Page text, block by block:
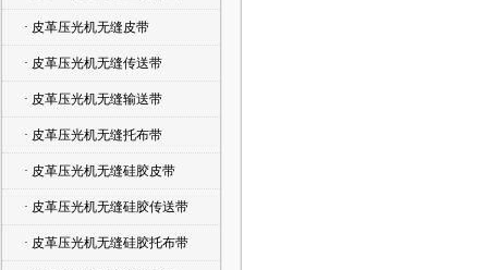
· 皮革压光机无缝皮带
· 皮革压光机无缝传送带
· 皮革压光机无缝输送带
· 皮革压光机无缝托布带
· 皮革压光机无缝硅胶皮带
· 皮革压光机无缝硅胶传送带
· 皮革压光机无缝硅胶托布带